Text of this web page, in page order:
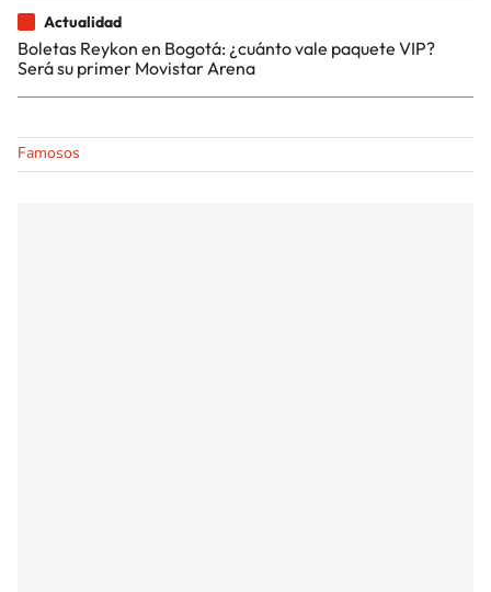
Actualidad
Boletas Reykon en Bogotá: ¿cuánto vale paquete VIP?
Será su primer Movistar Arena
Famosos